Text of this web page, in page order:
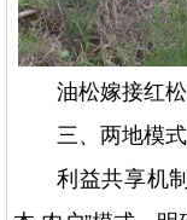
油松嫁接红松
三、两地模
利益共享机